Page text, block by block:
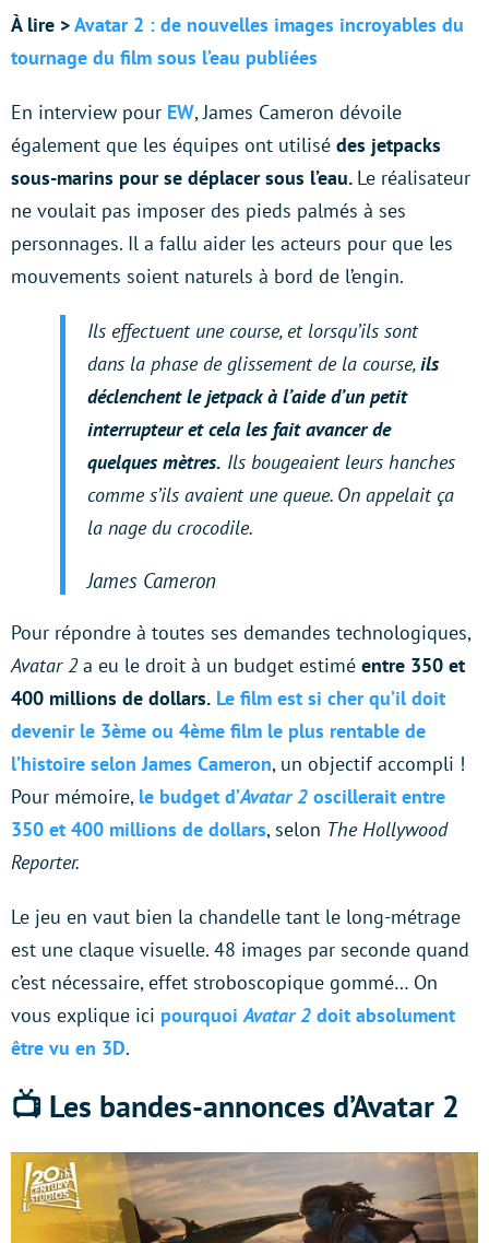
À lire >Avatar 2 : de nouvelles images incroyables du
tournage du film sous l’eau publiées
En interview pour EW, James Cameron dévoile
également que les équipes ont utilisé des jetpacks
sous-marins pour se déplacer sous l’eau. Le réalisateur
ne voulait pas imposer des pieds palmés à ses
personnages. Il a fallu aider les acteurs pour que les
mouvements soient naturels à bord de l’engin.
Ils effectuent une course, et lorsqu’ils sont
dans la phase de glissement de la course,ils
déclenchent le jetpack à l’aide d’un petit
interrupteur et cela les fait avancer de
quelques mètres. Ils bougeaient leurs hanches
comme s’ils avaient une queue. On appelait ça
la nage du crocodile.
James Cameron
Pour répondre à toutes ses demandes technologiques,
Avatar 2a eu le droit à un budget estimé entre 350 et
400 millions de dollars. Le film est si cher qu’il doit
devenir le 3ème ou 4ème film le plus rentable de
l’histoire selon James Cameron, un objectif accompli !
Pour mémoire, le budget d’Avatar 2 oscillerait entre
350 et 400 millions de dollars, selon The Hollywood
Reporter.
Le jeu en vaut bien la chandelle tant le long-métrage
est une claque visuelle. 48 images par seconde quand
c’est nécessaire, effet stroboscopique gommé… On
vous explique ici pourquoiAvatar 2 doit absolument
être vu en 3D.
📺 Les bandes-annonces d’Avatar 2